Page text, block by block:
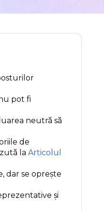
pot fi
neutră să
de
la Articolul
dar se oprește
și